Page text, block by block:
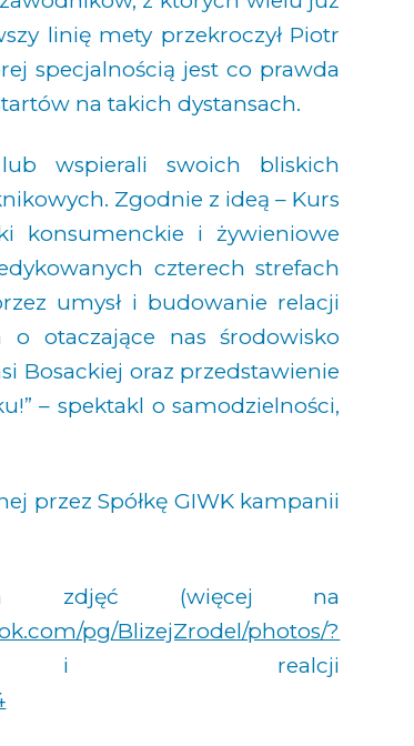
linię mety przekroczył Piotr
specjalnością jest co prawda
na takich dystansach.
wspierali swoich bliskich
Zgodnie z ideą – Kurs
konsumenckie i żywieniowe
czterech strefach
umysł i budowanie relacji
otaczające nas środowisko
Bosackiej oraz przedstawienie
– spektakl o samodzielności,
przez Spółkę GIWK kampanii
zdjęć (więcej na
pg/BlizejZrodel/photos/?